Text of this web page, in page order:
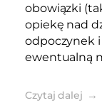
obowiązki
opiekę nad
odpoczynek
ewentualną
Czytaj dalej